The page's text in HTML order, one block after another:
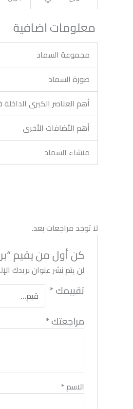
معلومات اضافية
مجموعة السماد
صورة السماد
أهم العناصر الكبرى
أهم الأضافات الأخرى
منشاء السماد
لا توجد مراجعات بعد.
كن أول من يقيم
لن يتم نشر عنوان بريدك
تقييمك*
مراجعتك*
الاسم*